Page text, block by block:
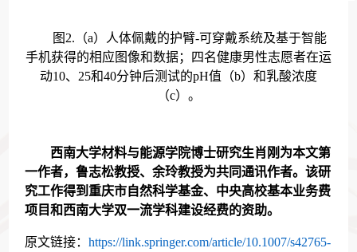
图2. （a）人体佩戴的护臂-可穿戴系统及基于智能
手机获得的相应图像和数据；四名健康男性志愿者在运
动10 25和40分钟后测试的pH值（b）和乳酸浓度
（c）。
西南大学材料与能源学院博士研究生肖刚为本文第
一作者，鲁志松教授、余玲教授为共同通讯作者。该研
究工作得到重庆市自然科学基金、中央高校基本业务费
项目和西南大学双一流学科建设经费的资助。
原文链接：https://link.springer.com/article/10.1007/s42765-